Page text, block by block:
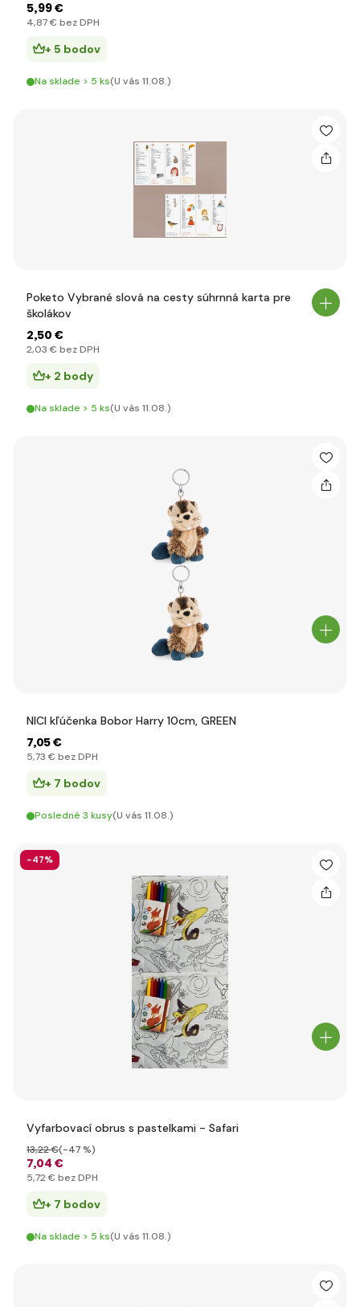
5,99 €
4,87 € bez DPH
+ 5 bodov
Na sklade > 5 ks(U vás 11.08.)
Poketo Vybrané slová na cesty súhrnná karta pre
školákov
2,50 €
2,03 € bez DPH
+ 2 body
Na sklade > 5 ks(U vás 11.08.)
NICI kľúčenka Bobor Harry 10cm, GREEN
7,05 €
5,73 € bez DPH
+ 7 bodov
Posledné 3 kusy(U vás 11.08.)
-47%
Vyfarbovací obrus s pastelkami - Safari
7,04 €
13,22 €(-47 %)
5,72 € bez DPH
+ 7 bodov
Na sklade > 5 ks(U vás 11.08.)